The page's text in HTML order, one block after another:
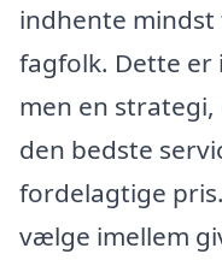
indhente
fagfolk. Dette er
men en
den bedste
fordelagtige
vælge imellem